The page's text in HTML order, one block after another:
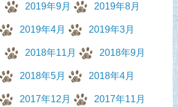
2019年9月 2019年8月
2019年4月 2019年3月
2018年11月 2018年9月
2018年5月 2018年4月
2017年12月 2017年11月